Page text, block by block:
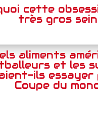
cette
très gros
aliments
et les
ils essayer
Coupe du